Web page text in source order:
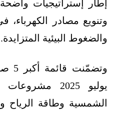
إطار إستراتيجيات
وتنويع مصادر الكهرباء،
والضغوط البيئية المتزايدة.
يوليو 2025
الشمسية وطاقة الرياح